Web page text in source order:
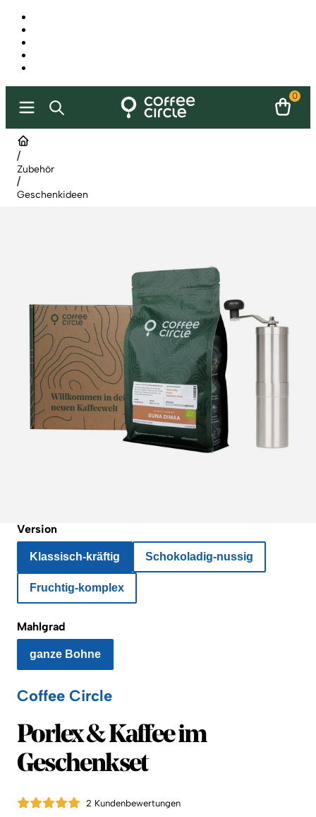
0
/
Zubehör
/
Geschenkideen
Version
Klassisch-kräftig Schokoladig-nussig
Fruchtig-komplex
Mahlgrad
ganze Bohne
Coffee Circle
Coffee Circle
Porlex & Kaffee im
Geschenkset
2 Kundenbewertungen